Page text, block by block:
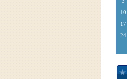
10
17
24